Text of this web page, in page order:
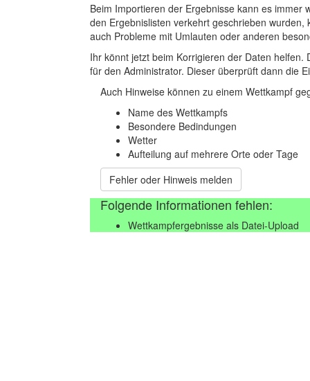
Beim Importieren der Ergebnisse kann es
den Ergebnislisten verkehrt geschrieben
auch Probleme mit Umlauten oder anderen
Ihr könnt jetzt beim Korrigieren der Daten
für den Administrator. Dieser überprüft dann die
Auch Hinweise können zu einem Wettkampf
Name des Wettkampfs
Besondere Bedindungen
Wetter
Aufteilung auf mehrere Orte oder Tage
Fehler oder Hinweis melden
Folgende Informationen fehlen:
Wettkampfergebnisse als Datei-Upload